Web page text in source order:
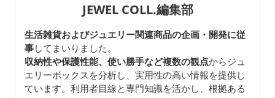
JEWEL COLL.編集部
生活雑貨およびジュエリー関連商品の企画・開発に従
事してまいりました。
収納性や保護性能、使い勝手など複数の観点からジュ
エリーボックスを分析し、実用性の高い情報を提供し
ています。利用者目線と専門知識を活かし、根拠ある